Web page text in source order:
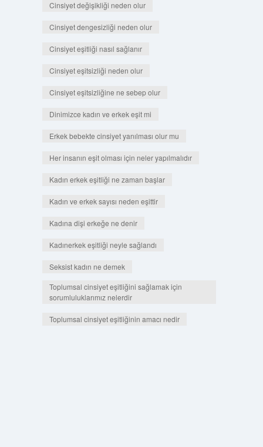
Cinsiyet değişikliği neden olur
Cinsiyet dengesizliği neden olur
Cinsiyet eşitliği nasıl sağlanır
Cinsiyet eşitsizliği neden olur
Cinsiyet eşitsizliğine ne sebep olur
Dinimizce kadın ve erkek eşit mi
Erkek bebekte cinsiyet yanılması olur mu
Her insanın eşit olması için neler yapılmalıdır
Kadın erkek eşitliği ne zaman başlar
Kadın ve erkek sayısı neden eşittir
Kadına dişi erkeğe ne denir
Kadınerkek eşitliği neyle sağlandı
Seksist kadın ne demek
Toplumsal cinsiyet eşitliğini sağlamak için
sorumluluklarımız nelerdir
Toplumsal cinsiyet eşitliğinin amacı nedir